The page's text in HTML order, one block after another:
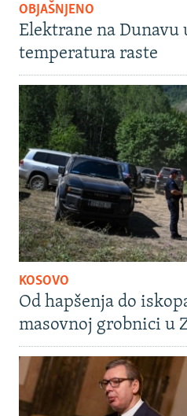
OBJAŠNJENO
Elektrane na Dunavu
temperatura raste
KOSOVO
Od hapšenja do
masovnoj grobnici u